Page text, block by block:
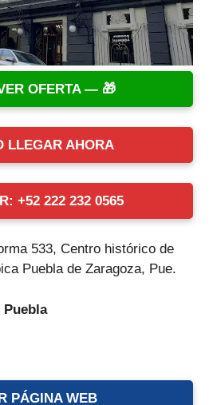
OFERTA —
LLEGAR AHORA
+52 222 232 0565
533, Centro histórico de
Puebla de Zaragoza, Pue.
PÁGINA WEB